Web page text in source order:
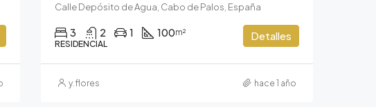
Calle Depósito de Agua, Cabo de Palos, España
3 2 1 100m²
RESIDENCIAL
Detalles
y.flores hace 1 año